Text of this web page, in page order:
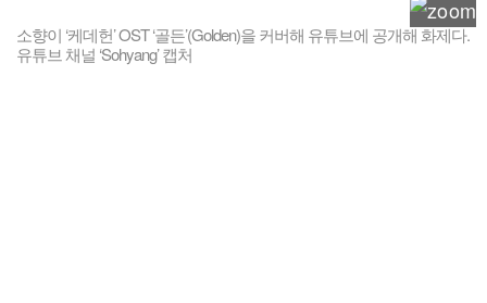
소향이 ‘케데헌’ OST ‘골든’(Golden)을 커버해 유튜브에 공개해 화제다.
유튜브 채널 ‘Sohyang’ 캡처